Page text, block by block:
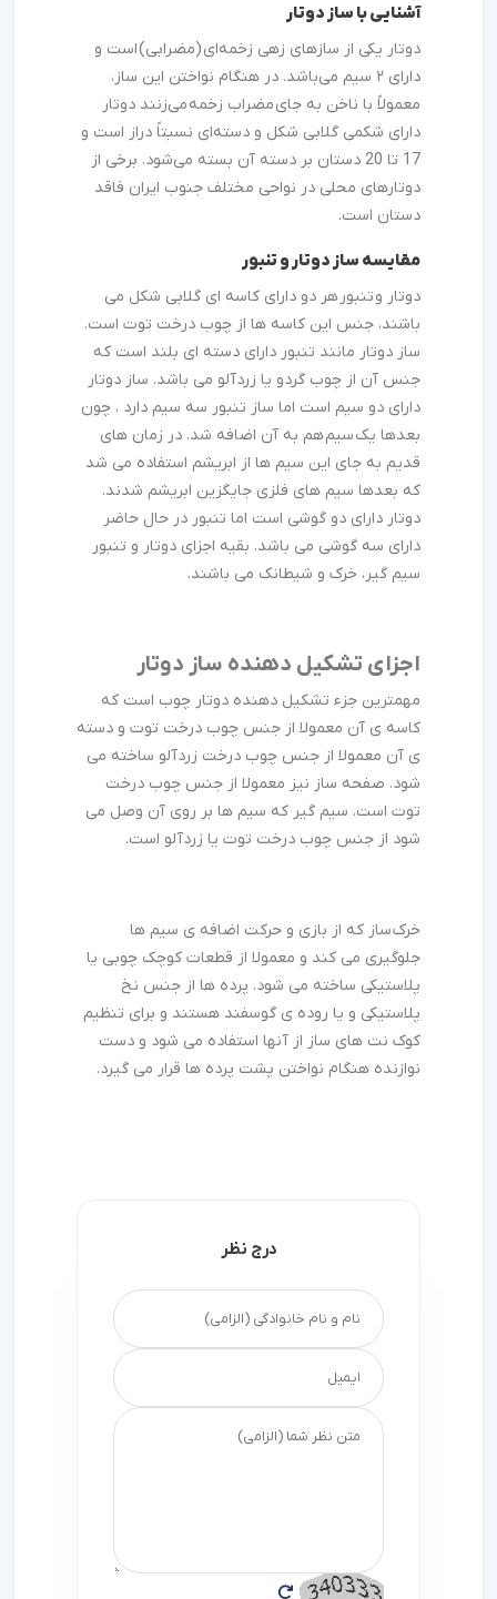
آشناییبا ساز دوتار
دوتار یکی از سازهای زهی زخمه‌ای (مضرابی) است و
دارای ۲ سیم می‌باشد. در هنگام نواختن این ساز،
معمولاً با ناخن به جای مضراب زخمه می‌زنند دوتار
دارای شکمی گلابی شکل و دسته‌ای نسبتاً دراز است و
17 تا 20 دستان بر دسته آن بسته می‌شود. برخی از
دوتارهای محلی در نواحی مختلف جنوب ایران فاقد
دستان است.
مقایسه ساز دوتار و تنبور
دوتار و تنبور هر دو دارای کاسه ای گلابی شکل می
باشند، جنس این کاسه ها از چوب درخت توت است.
ساز دوتار مانند تنبور دارای دسته ای بلند است که
جنس آن از چوب گردو یا زردآلو می باشد. ساز دوتار
دارای دو سیم است اما ساز تنبور سه سیم دارد ، چون
بعدها یک سیم هم به آن اضافه شد. در زمان های
قدیم به جای این سیم ها از ابریشم استفاده می شد
که بعدها سیم های فلزی جایگزین ابریشم شدند.
دوتار دارای دو گوشی است اما تنبور در حال حاضر
دارای سه گوشی می باشد. بقیه اجزای دوتار و تنبور
سیم گیر، خرک و شیطانک می باشند.
اجزای تشکیل دهنده ساز دوتار
مهمترین جزء تشکیل دهنده دوتار چوب است که
کاسه ی آن معمولا از جنس چوب درخت توت و دسته
ی آن معمولا از جنس چوب درخت زردآلو ساخته می
شود. صفحه ساز نیز معمولا از جنس چوب درخت
توت است. سیم گیر که سیم ها بر روی آن وصل می
شود از جنس چوب درخت توت یا زردآلو است.
خرک ساز که از بازی و حرکت اضافه ی سیم ها
جلوگیری می کند و معمولا از قطعات کوچک چوبی یا
پلاستیکی ساخته می شود. پرده ها از جنس نخ
پلاستیکی و یا روده ی گوسفند هستند و برای تنظیم
کوک نت های ساز از آنها استفاده می شود و دست
نوازنده هنگام نواختن پشت پرده ها قرار می گیرد.
درج نظر